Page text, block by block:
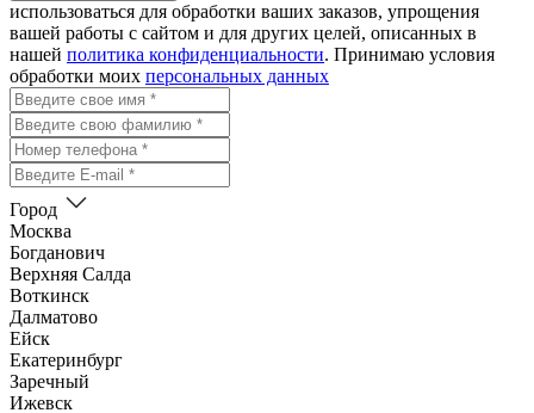
использоваться для обработки ваших заказов, упрощения
вашей работы с сайтом и для других целей, описанных в
нашей политика конфиденциальности. Принимаю условия
обработки моих персональных данных
Город
Москва
Богданович
Верхняя Салда
Воткинск
Далматово
Ейск
Екатеринбург
Заречный
Ижевск